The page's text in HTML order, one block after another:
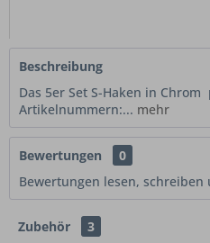
Beschreibung
Das 5er Set S-Haken in
Artikelnummern:... mehr
Bewertungen
0
Bewertungen lesen,
Zubehör 3